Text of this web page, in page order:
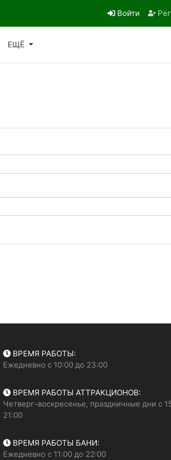
Войти
ЕЩЁ
ВРЕМЯ РАБОТЫ:
Ежедневно с 10:00 до 23:00
ВРЕМЯ РАБОТЫ АТТРАКЦИОНОВ:
Четверг-воскресенье, праздничные дни с
21:00
ВРЕМЯ РАБОТЫ БАНИ:
Ежедневно с 11:00 до 22:00